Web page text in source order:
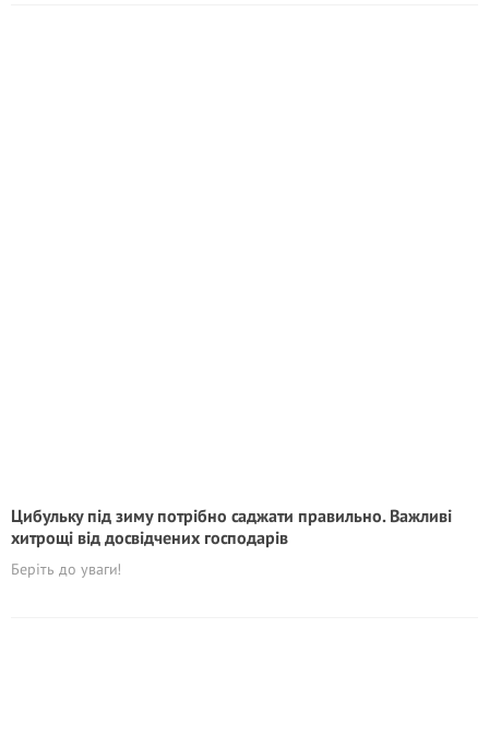
Цибульку під зиму потрібно саджати правильно. Важливі
хитрощі від досвідчених господарів
Беріть до уваги!